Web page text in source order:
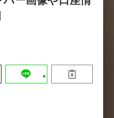
開催】「イノベーションを
する」～投資される事業の